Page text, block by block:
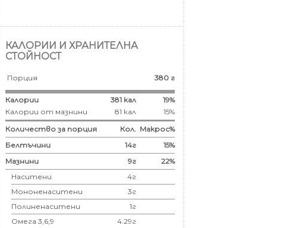
КАЛОРИИ И ХРАНИТЕЛНА
СТОЙНОСТ
Порция 380 г
Калории 381 кал
19%
Калории от мазнини
81 кал
15%
Количество за порция
Кол. Макрос%
Белтъчини
14г
15%
Мазнини
9г
22%
Наситени
4г
Мононенаситени
3г
Полиненаситени
1г
Омега 3,6,9
4.29г